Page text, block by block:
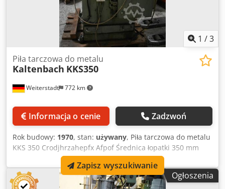
1 /3
Weiterstadt 772 km
Piła tarczowa do metalu
Kaltenbach KKS350
Informacja o cenie Zadzwoń
Rok budowy: 1970, stan: używany, Piła tarczowa do metalu
KKS 350 Crodjhrzahepfx Afpof Średnica łopatki 350 mm
Ogłoszenia
Zapisz wyszukiwanie